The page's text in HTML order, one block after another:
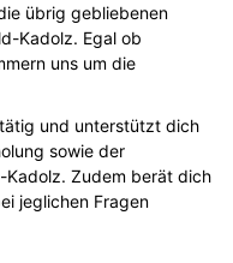
übrig gebliebenen
Kadolz. Egal ob
uns um die
und unterstützt dich
sowie der
Zudem berät dich
jeglichen Fragen